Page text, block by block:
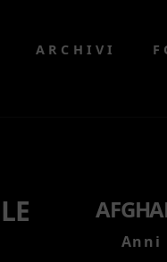
ARCHIVI
Anni